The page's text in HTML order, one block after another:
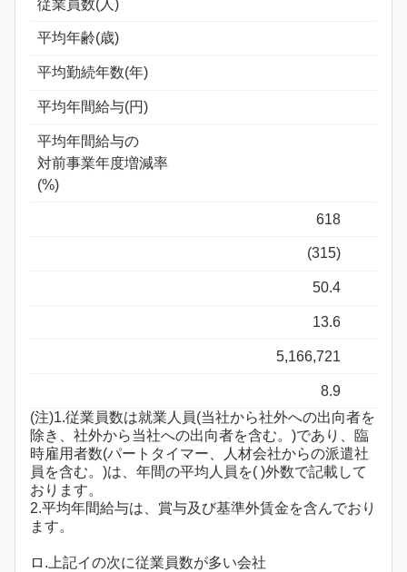
従業員数(人)
平均年齢(歳)
平均勤続年数(年)
平均年間給与(円)
平均年間給与の
対前事業年度増減率
(%)
618
(315)
50.4
13.6
5,166,721
8.9
(注)1.従業員数は就業人員(当社から社外への出向者を
除き、社外から当社への出向者を含む。)であり、臨
時雇用者数(パートタイマー、人材会社からの派遣社
員を含む。)は、年間の平均人員を( )外数で記載して
おります。
2.平均年間給与は、賞与及び基準外賃金を含んでおり
ます。
ロ.上記イの次に従業員数が多い会社